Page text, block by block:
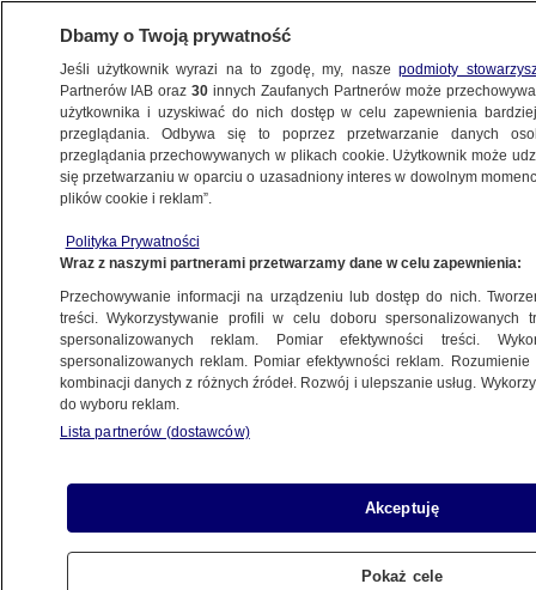
BIZNES
ZE ŚWIATA
i obostrzenia obowiązują turystów?
1.07.2021, 06:00
Udostępnij
Dbamy o Twoją prywatność
Jeśli użytkownik wyrazi na to zgodę, my, naszepodmioty
Partnerów IAB oraz30 innych Zaufanych Partnerów może
użytkownika i uzyskiwać do nich dostęp w celu zapewnienia
przeglądania. Odbywa się to poprzez przetwarzanie danych
przeglądania przechowywanych w plikach cookie. Użytkownik może
się przetwarzaniu w oparciu o uzasadniony interes w dowolnym
plików cookie i reklam”.
Polityka Prywatności
Wraz z naszymi partnerami przetwarzamy dane w celu zapewnienia:
Przechowywanie informacji na urządzeniu lub dostęp do nich.
treści. Wykorzystywanie profili w celu doboru spersonalizowanych
spersonalizowanych reklam. Pomiar efektywności treści.
spersonalizowanych reklam. Pomiar efektywności reklam.
kombinacji danych z różnych źródeł. Rozwój i ulepszanie usług.
do wyboru reklam.
Lista partnerów (dostawców)
Akceptuję
Pokaż cele